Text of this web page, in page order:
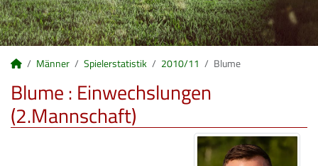
Männer Spielerstatistik 2010/11 Blume
Blume : Einwechslungen
(2.Mannschaft)